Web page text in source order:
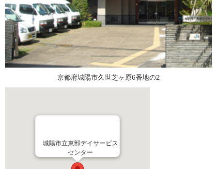
京都府城陽市久世芝ヶ原6番地の2
城陽市立東部デイサービス
センター